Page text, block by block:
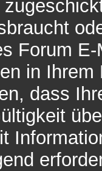
Forum
in
dass